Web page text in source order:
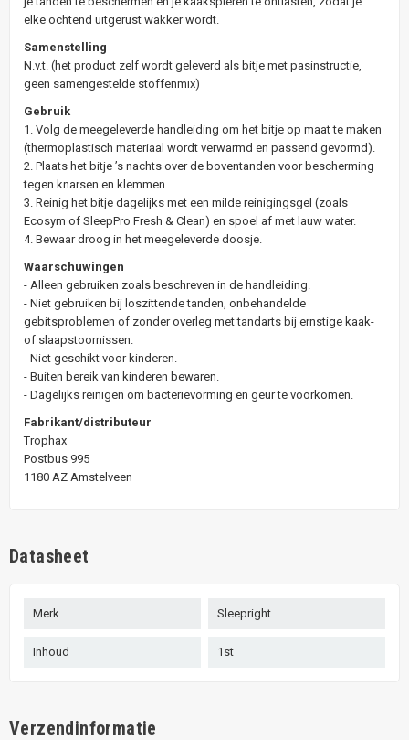
elke ochtend uitgerust wakker wordt.
Samenstelling
N.v.t. (het product zelf wordt geleverd als bitje met pasinstructie,
geen samengestelde stoffenmix)
Gebruik
1. Volg de meegeleverde handleiding om het bitje op maat te maken
(thermoplastisch materiaal wordt verwarmd en passend gevormd).
2. Plaats het bitje ’s nachts over de boventanden voor bescherming
tegen knarsen en klemmen.
3. Reinig het bitje dagelijks met een milde reinigingsgel (zoals
Ecosym of SleepPro Fresh & Clean) en spoel af met lauw water.
4. Bewaar droog in het meegeleverde doosje.
Waarschuwingen
- Alleen gebruiken zoals beschreven in de handleiding.
- Niet gebruiken bij loszittende tanden, onbehandelde
gebitsproblemen of zonder overleg met tandarts bij ernstige kaak-
of slaapstoornissen.
- Niet geschikt voor kinderen.
- Buiten bereik van kinderen bewaren.
- Dagelijks reinigen om bacterievorming en geur te voorkomen.
Fabrikant/distributeur
Trophax
Postbus 995
1180 AZ Amstelveen
Datasheet
Merk Sleepright
Inhoud 1st
Verzendinformatie